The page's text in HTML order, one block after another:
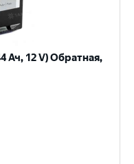
Ач, 12 V) Обратная,